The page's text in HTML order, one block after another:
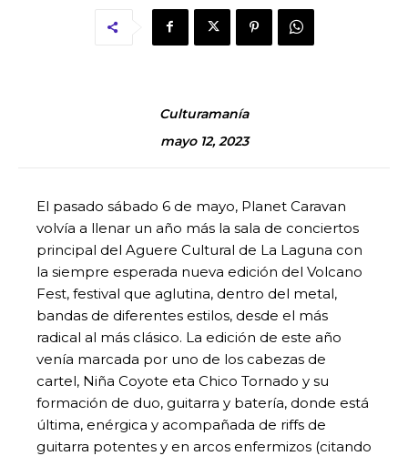
Culturamanía
mayo 12, 2023
El pasado sábado 6 de mayo, Planet Caravan
volvía a llenar un año más la sala de conciertos
principal del Aguere Cultural de La Laguna con
la siempre esperada nueva edición del Volcano
Fest, festival que aglutina, dentro del metal,
bandas de diferentes estilos, desde el más
radical al más clásico. La edición de este año
venía marcada por uno de los cabezas de
cartel, Niña Coyote eta Chico Tornado y su
formación de duo, guitarra y batería, donde está
última, enérgica y acompañada de riffs de
guitarra potentes y en arcos enfermizos (citando